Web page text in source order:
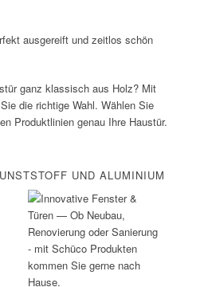
ausgereift und zeitlos schön
ganz klassisch aus Holz? Mit
die richtige Wahl. Wählen Sie
Produktlinien genau Ihre Haustür.
UND ALUMINIUM